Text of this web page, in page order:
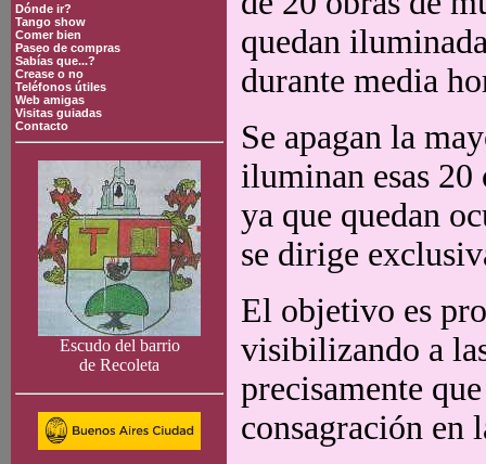
Dónde ir?
Tango show
Comer bien
Paseo de compras
Sabías que...?
Crease o no
Teléfonos útiles
Web amigas
Visitas guiadas
Contacto
Escudo del barrio
de Recoleta
quedan
durante media
Se apagan la
iluminan esas 20
ya que quedan
se dirige
El objetivo es
visibilizando a
precisamente
consagración en